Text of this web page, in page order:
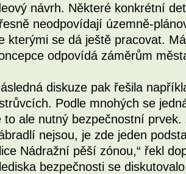
návrh. Některé konkrétní
neodpovídají územně-
kterými se dá ještě pracovat.
odpovídá záměrům
diskuze pak řešila
Podle mnohých se
to ale nutný bezpečnostní
nejsou, je zde jeden
Nádražní pěší zónou,“ řekl
bezpečnosti se